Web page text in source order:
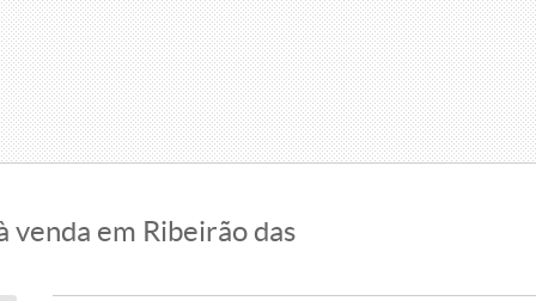
venda em Ribeirão das